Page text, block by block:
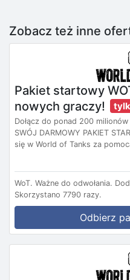
Zobacz też inne
Pakiet startowy
nowych graczy!
Dołącz do ponad 200
SWÓJ DARMOWY PAKIET
się w World of Tanks za
WoT. Ważne do odwołania.
Skorzystano 7790 razy.
Odbierz